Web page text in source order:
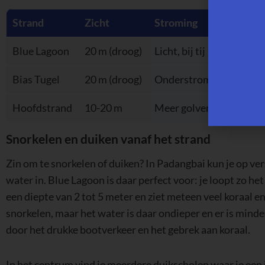
Strand Zicht Stroming
Blue Lagoon 20 m (droog) Licht, bij tij
Bias Tugel 20 m (droog) Onderstroming,
Hoofdstrand 10-20 m Meer golven
Snorkelen en duiken vanaf het strand
Zin om te snorkelen of duiken? In Padangbai kun je op
water in. Blue Lagoon is daar perfect voor: je loopt zo
een diepte van 2 tot 5 meter en ziet meteen veel koraal
snorkelen, maar het water is daar ondieper en er is
door het drukke bootverkeer en het gebrek aan koraal.